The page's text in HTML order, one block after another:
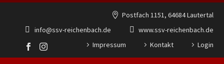
Postfach 1151, 64684 Lautertal
info@ssv-reichenbach.de
www.ssv-reichenbach.de
Impressum
Kontakt Login